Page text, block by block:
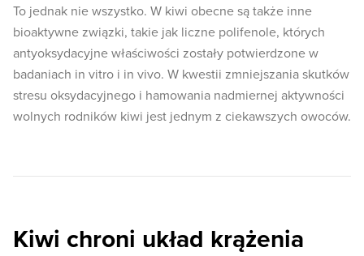
To jednak nie wszystko. W kiwi obecne są także inne
bioaktywne związki, takie jak liczne polifenole, których
antyoksydacyjne właściwości zostały potwierdzone w
badaniach in vitro i in vivo. W kwestii zmniejszania skutków
stresu oksydacyjnego i hamowania nadmiernej aktywności
wolnych rodników kiwi jest jednym z ciekawszych owoców.
Kiwi chroni układ krążenia